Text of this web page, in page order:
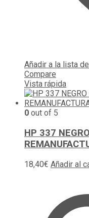
Añadir a la lista
Compare
Vista rápida
0 out of 5
HP 337
18,40€ Añadir al